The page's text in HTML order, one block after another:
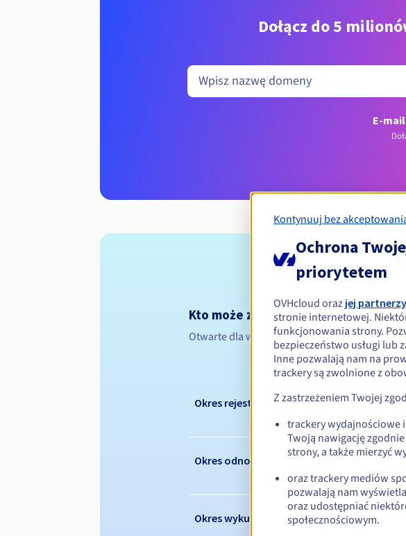
Dołącz do 5
E-
Kto może zarejestrować domenę
Otwarte dla wszystkich osób fizycznych i
Zasady
Okres rejestracji
Okres odnowienia
Okres wykupu
Kontynuuj bez
Ochrona
priorytetem
OVHcloud oraz jej partnerzy
stronie internetowej.
funkcjonowania strony.
bezpieczeństwo usługi lub
Inne pozwalają nam na
trackery są zwolnione z
Z zastrzeżeniem Twojej
trackery wydajnościowe
Twoją nawigację
strony, a także mierzyć
oraz trackery mediów
pozwalają nam
oraz udostępniać
społecznościowym.